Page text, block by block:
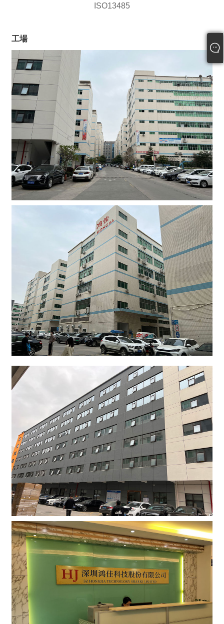
ISO13485
工場